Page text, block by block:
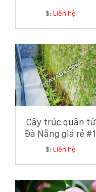
$: Liên hệ
Cây trúc quân tử
Đà Nẵng giá rẻ #1
$: Liên hệ